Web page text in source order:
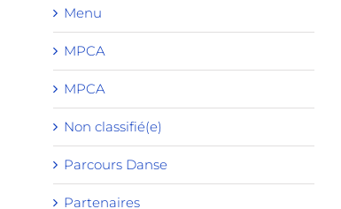
Menu
MPCA
MPCA
Non classifié(e)
Parcours Danse
Partenaires